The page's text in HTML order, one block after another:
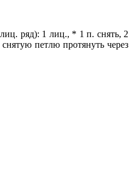
ряд): 1 лиц., * 1 п. снять, 2
петлю протянуть через